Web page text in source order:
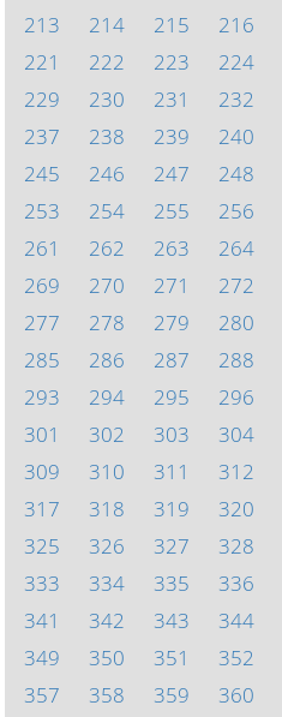
213
214 215 216
221
222 223 224
229
230 231 232
237
238 239 240
245
246 247 248
253
254 255 256
261
262 263 264
269
270 271 272
277
278 279 280
285
286 287 288
293
294 295 296
301
302 303 304
309
310 311 312
317
318 319 320
325
326 327 328
333
334 335 336
341
342 343 344
349
350 351 352
357
358 359 360